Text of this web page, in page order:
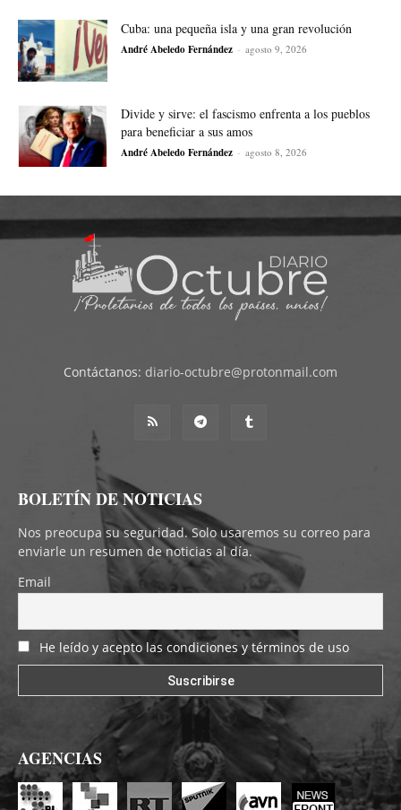
Cuba: una pequeña isla y una gran revolución
André Abeledo Fernández - agosto 9, 2026
Divide y sirve: el fascismo enfrenta a los pueblos
para beneficiar a sus amos
André Abeledo Fernández - agosto 8, 2026
Contáctanos: diario-octubre@protonmail.com
BOLETÍN DE NOTICIAS
Nos preocupa su seguridad. Solo usaremos su correo para
enviarle un resumen de noticias al día.
Email
He leído y acepto las condiciones y términos de uso
AGENCIAS